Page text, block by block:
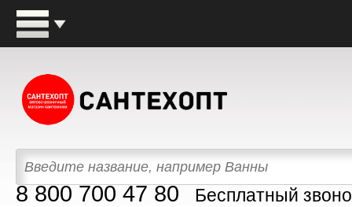
8 800 700 47 80 Бесплатный